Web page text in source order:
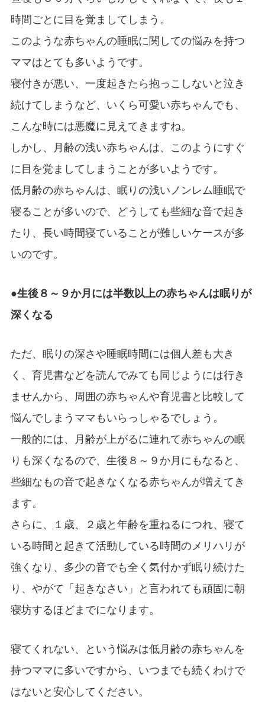
時間ごとに目を覚ましてしまう。
このような赤ちゃんの睡眠に関しての悩みを持つ
ママはとても多いようです。
寝付きが悪い、一度起きたら抱っこしないと泣き
続けてしまうなど、いくら可愛い赤ちゃんでも、
こんな時には悪魔に見えてきますね。
しかし、月齢の浅い赤ちゃんは、このようにすぐ
に目を覚ましてしまうことが多いようです。
低月齢の赤ちゃんは、眠りの浅いノンレム睡眠で
寝ることが多いので、どうしても些細な音で起き
たり、長い時間寝ていることが難しいケースが多
いのです。
●生後８～９か月には半数以上の赤ちゃんは眠りが
深くなる
ただ、眠りの深さや睡眠時間には個人差も大き
く、育児書などを読んでみても同じようには行き
ませんから、周囲の赤ちゃんや育児書と比較して
悩んでしまうママもいらっしゃるでしょう。
一般的には、月齢が上がるに連れて赤ちゃんの眠
りも深くなるので、生後８～９か月にもなると、
些細なもの音で起きなくなる赤ちゃんが増えてき
ます。
さらに、１歳、２歳と年齢を重ねるにつれ、寝て
いる時間と起きて活動している時間のメリハリが
強くなり、多少の音でも全く気付かず眠り続けた
り、やがて「起きなさい」と言われても頑固に朝
寝坊するほどまでになります。
寝てくれない、という悩みは低月齢の赤ちゃんを
持つママに多いですから、いつまでも続くわけで
はないと安心してください。